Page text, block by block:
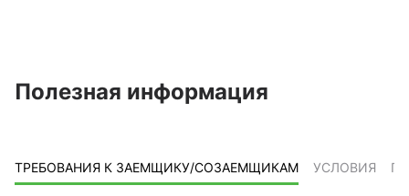
Полезная информация
ТРЕБОВАНИЯ К ЗАЕМЩИКУ/СОЗАЕМЩИКАМ УСЛОВИЯ